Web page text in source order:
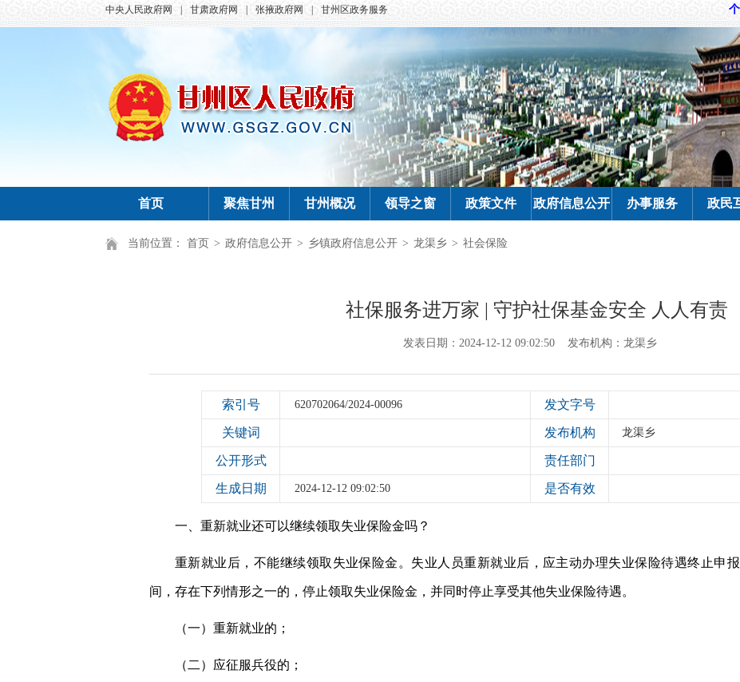
中央人民政府网 甘肃政府网 张掖政府网 甘州区政务服务
首页 聚焦甘州 甘州概况 领导之窗 政策文件 政府信息公开 办事服务 政民
当前位置： 首页 > 政府信息公开 > 乡镇政府信息公开 > 龙渠乡 > 社会保险
社保服务进万家 | 守护社保基金安全 人人有责
发表日期：2024-12-12 09:02:50 发布机构：龙渠乡
索引号 620702064/2024-00096 发文字号
关键词 发布机构 龙渠乡
公开形式 责任部门
生成日期 2024-12-12 09:02:50 是否有效
一、重新就业还可以继续领取失业保险金吗？
重新就业后，不能继续领取失业保险金。失业人员重新就业后，应主动办理失业保险待遇终止申
间，存在下列情形之一的，停止领取失业保险金，并同时停止享受其他失业保险待遇。
（一）重新就业的；
（二）应征服兵役的；